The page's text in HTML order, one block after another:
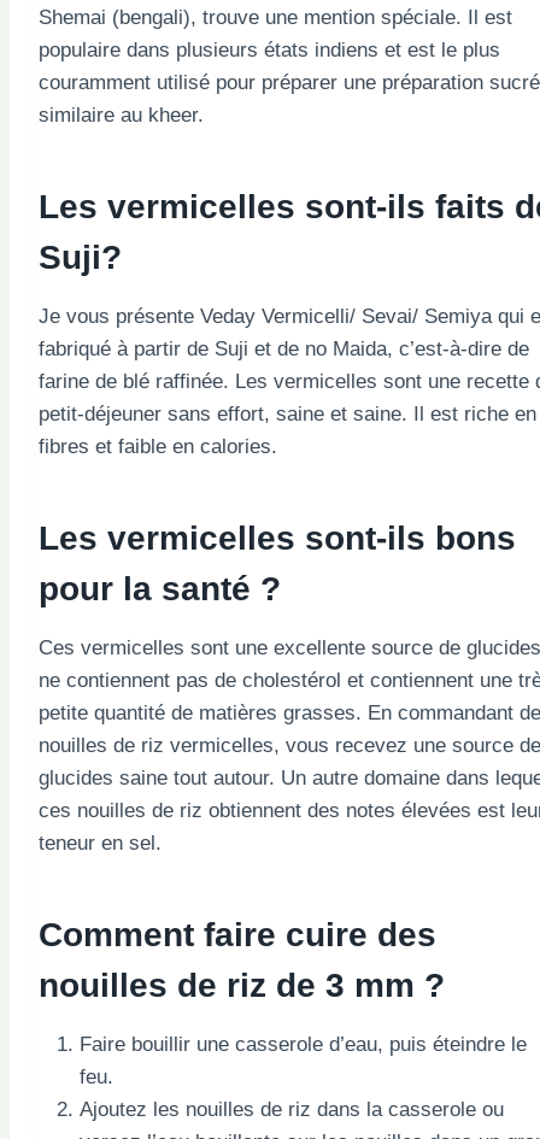
Shemai (bengali), trouve une mention spéciale. Il est
populaire dans plusieurs états indiens et est le plus
couramment utilisé pour préparer une préparation
similaire au kheer.
Les vermicelles sont-ils faits
Suji?
Je vous présente Veday Vermicelli/ Sevai/ Semiya qui
fabriqué à partir de Suji et de no Maida, c’est-à-dire de
farine de blé raffinée. Les vermicelles sont une recette
petit-déjeuner sans effort, saine et saine. Il est riche en
fibres et faible en calories.
Les vermicelles sont-ils bons
pour la santé ?
Ces vermicelles sont une excellente source de
ne contiennent pas de cholestérol et contiennent une
petite quantité de matières grasses. En commandant
nouilles de riz vermicelles, vous recevez une source de
glucides saine tout autour. Un autre domaine dans
ces nouilles de riz obtiennent des notes élevées est
teneur en sel.
Comment faire cuire des
nouilles de riz de 3 mm ?
Faire bouillir une casserole d’eau, puis éteindre le
feu.
Ajoutez les nouilles de riz dans la casserole ou